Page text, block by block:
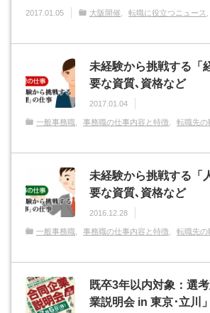
2017.01.05 大阪開催 転職に役立つニュース
未経験から挑戦する「
要な資質､資格など
2017.01.04
一般事務職 事務職の仕事内容と特徴 転職先の
未経験から挑戦する「
要な資質､資格など
2016.12.28
一般事務職 事務職の仕事内容と特徴 転職先の
既卒3年以内対象：選
業説明会 in 東京･立川